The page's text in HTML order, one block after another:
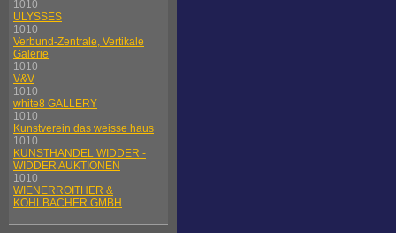
1010
ULYSSES
1010
Verbund-Zentrale, Vertikale
Galerie
1010
V&V
1010
white8 GALLERY
1010
Kunstverein das weisse haus
1010
KUNSTHANDEL WIDDER -
WIDDER AUKTIONEN
1010
WIENERROITHER &
KOHLBACHER GMBH